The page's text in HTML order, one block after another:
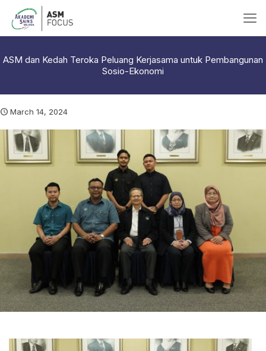
ASM dan Kedah Teroka Peluang Kerjasama untuk Pembangunan
Sosio-Ekonomi
March 14, 2024